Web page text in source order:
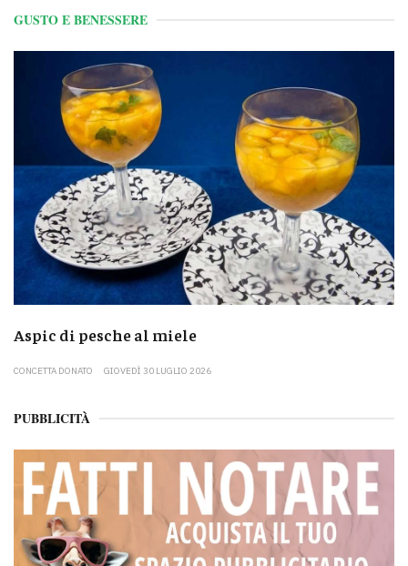
GUSTO E BENESSERE
Aspic di pesche al miele
CONCETTA DONATO GIOVEDÌ 30 LUGLIO 2026
PUBBLICITÀ